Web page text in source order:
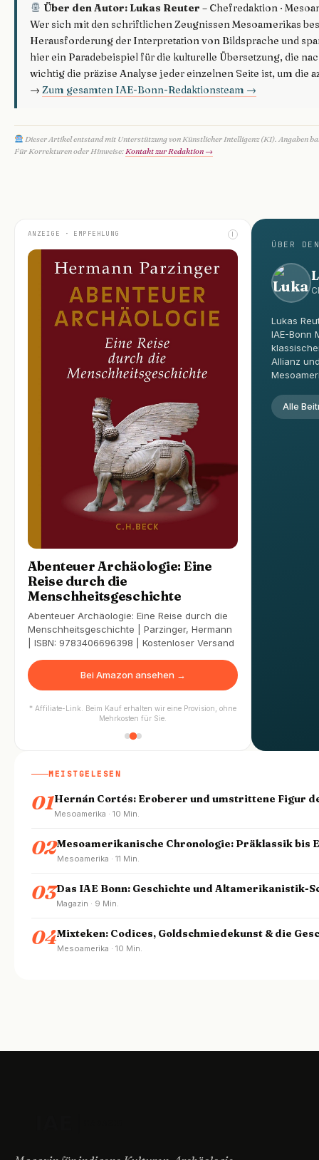
Über den Autor: Lukas Reuter – Chefredaktion ·
Wer sich mit den schriftlichen Zeugnissen Mesoamerikas
Herausforderung der Interpretation von Bildsprache und
hier ein Paradebeispiel für die kulturelle Übersetzung, die
wichtig die präzise Analyse jeder einzelnen Seite ist, um die
→ Zum gesamten IAE-Bonn-Redaktionsteam →
Dieser Artikel entstand mit Unterstützung von Künstlicher Intelligenz (KI). Angaben
Für Korrekturen oder Hinweise:Kontakt zur Redaktion →
ANZEIGE · EMPFEHLUNG
Abenteuer Archäologie: Eine
Reise durch die
Menschheitsgeschichte
Abenteuer Archäologie: Eine Reise durch die
Menschheitsgeschichte | Parzinger, Hermann
| ISBN: 9783406696398 | Kostenloser Versand
Bei Amazon ansehen →
* Affiliate-Link. Beim Kauf erhalten wir eine Provision, ohne
Mehrkosten für Sie.
ÜBER
Lukas
IAE-Bonn
Allianz
Alle
MEISTGELESEN
01Hernán Cortés: Eroberer und umstrittene Figur
Mesoamerika · 10 Min.
02Mesoamerikanische Chronologie: Präklassik bis
Mesoamerika · 11 Min.
03Das IAE Bonn: Geschichte und Altamerikanistik-
Magazin · 9 Min.
04Mixteken: Codices, Goldschmiedekunst & die
Mesoamerika · 10 Min.